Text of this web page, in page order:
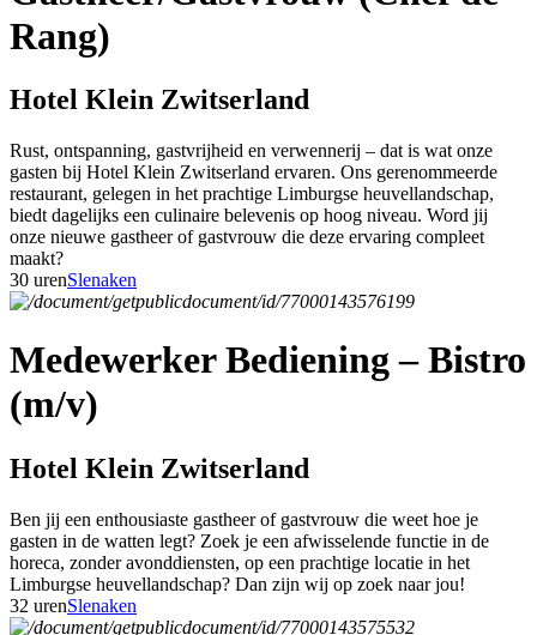
Rang)
Hotel Klein Zwitserland
Rust, ontspanning, gastvrijheid en verwennerij – dat is wat onze
gasten bij Hotel Klein Zwitserland ervaren. Ons gerenommeerde
restaurant, gelegen in het prachtige Limburgse heuvellandschap,
biedt dagelijks een culinaire belevenis op hoog niveau. Word jij
onze nieuwe gastheer of gastvrouw die deze ervaring compleet
maakt?
30 urenSlenaken
Medewerker Bediening – Bistro
(m/v)
Hotel Klein Zwitserland
Ben jij een enthousiaste gastheer of gastvrouw die weet hoe je
gasten in de watten legt? Zoek je een afwisselende functie in de
horeca, zonder avonddiensten, op een prachtige locatie in het
Limburgse heuvellandschap? Dan zijn wij op zoek naar jou!
32 urenSlenaken